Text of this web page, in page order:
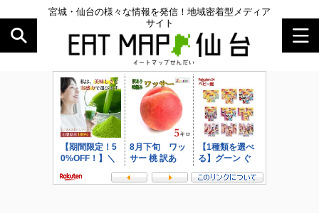
宮城・仙台の様々な情報を発信！地域密着型メディア
サイト